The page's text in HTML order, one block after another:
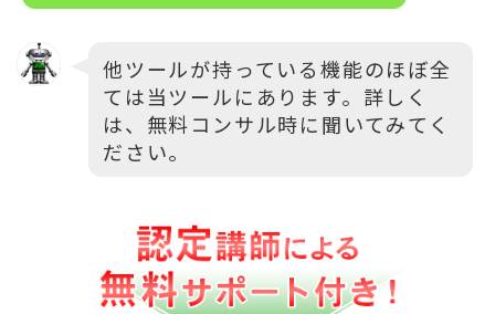
他ツールが持っている機能のほぼ全
ては当ツールにあります。詳しく
は、無料コンサル時に聞いてみてく
ださい。